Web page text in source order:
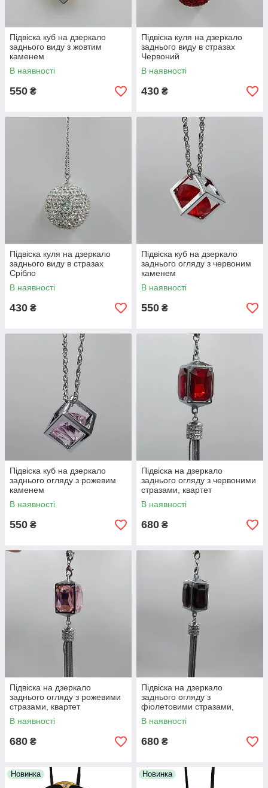
Підвіска куб на дзеркало
заднього виду з жовтим
каменем
В наявності
550 ₴
Підвіска куля на дзеркало
заднього виду в стразах
Червоний
В наявності
430 ₴
Підвіска куля на дзеркало
заднього виду в стразах
Срібло
В наявності
430 ₴
Підвіска куб на дзеркало
заднього огляду з червоним
каменем
В наявності
550 ₴
Підвіска куб на дзеркало
заднього огляду з рожевим
каменем
В наявності
550 ₴
Підвіска на дзеркало
заднього огляду з червоними
стразами, квартет
В наявності
680 ₴
Підвіска на дзеркало
заднього огляду з рожевими
стразами, квартет
В наявності
680 ₴
Підвіска на дзеркало
заднього огляду з
фіолетовими стразами,
квартет
В наявності
680 ₴
Новинка Новинка